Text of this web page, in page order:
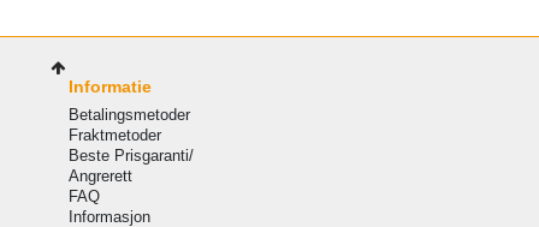
Informatie
Betalingsmetoder
Fraktmetoder
Beste Prisgaranti/
Angrerett
FAQ
Informasjon